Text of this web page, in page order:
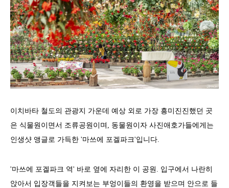
이치바타 철도의 관광지 가운데 예상 외로 가장 흥미진진했던 곳
은 식물원이면서 조류공원이며, 동물원이자 사진애호가들에게는
인생샷 앵글로 가득한 '마쓰에 포겔파크'입니다.
'마쓰에 포겔파크 역' 바로 옆에 자리한 이 공원. 입구에서 나란히
앉아서 입장객들을 지켜보는 부엉이들의 환영을 받으며 안으로 들